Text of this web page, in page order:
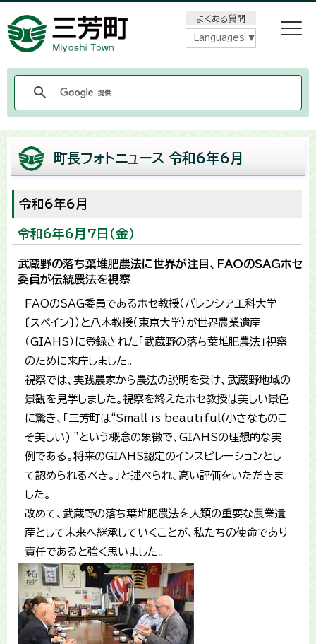
よくある質問
Languages
町長フォトニュース 令和6年6月
令和6年6月
令和6年6月7日（金）
武蔵野の落ち葉堆肥農法に世界が注目、FAOのSAGホセ
委員が伝統農法を視察
FAOのSAG委員であるホセ教授（バレンシア工科大学
〔スペイン〕）と八木教授（東京大学）が世界農業遺産
（GIAHS）に登録された「武蔵野の落ち葉堆肥農法」視察
のために来庁しました。
視察では、実践農家から農法の説明を受け、武蔵野地域の
景観を見学しました。視察を終えたホセ教授は美しい景色
に驚き、「三芳町は“Small is beautiful(小さなものこ
そ美しい) ”という概念の象徴で、GIAHSの理想的な実
例である。将来のGIAHS認定のインスピレーションとし
て認められるべき。」と述べられ、高い評価をいただきま
した。
改めて、武蔵野の落ち葉堆肥農法を人類の重要な農業遺
産として未来へ継承していくことが、私たちの使命であり
責任であると強く思いました。